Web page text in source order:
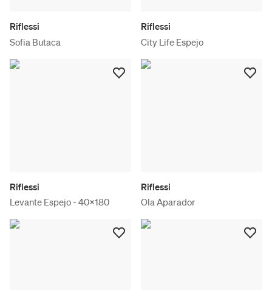
Riflessi
Sofia Butaca
Riflessi
City Life Espejo
Riflessi
Levante Espejo - 40x180
Riflessi
Ola Aparador